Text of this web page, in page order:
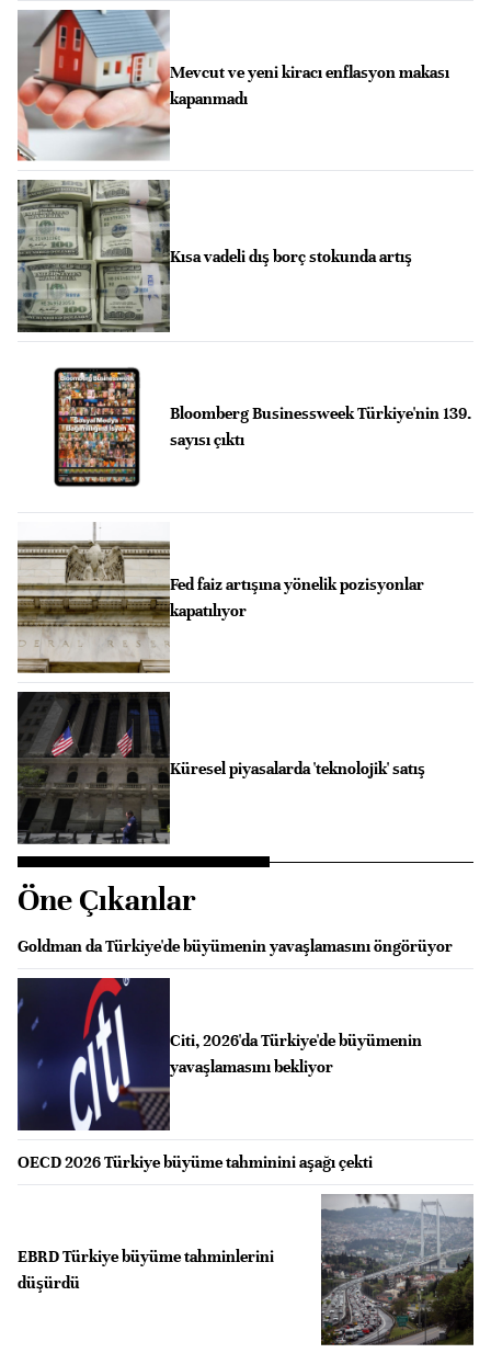
Mevcut ve yeni kiracı enflasyon makası
kapanmadı
Kısa vadeli dış borç stokunda artış
Bloomberg Businessweek Türkiye'nin 139.
sayısı çıktı
Fed faiz artışına yönelik pozisyonlar
kapatılıyor
Küresel piyasalarda 'teknolojik' satış
Öne Çıkanlar
Goldman da Türkiye'de büyümenin yavaşlamasını öngörüyor
Citi, 2026'da Türkiye'de büyümenin
yavaşlamasını bekliyor
OECD 2026 Türkiye büyüme tahminini aşağı çekti
EBRD Türkiye büyüme tahminlerini
düşürdü